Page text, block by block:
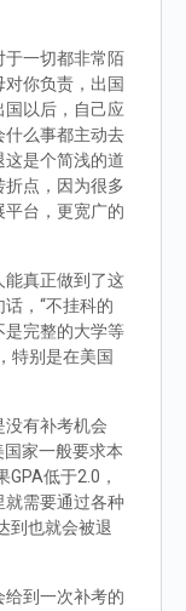
于一切都非常陌
你负责，出国
国以后，自己应
什么事都主动去
是个简浅的道
点，因为很多
平台，更宽广的
能真正做到了这
，“不挂科的
是完整的大学等
特别是在美国
没有补考机会
家一般要求本
低于2.0，
需要通过各种
到也就会被退
到一次补考的